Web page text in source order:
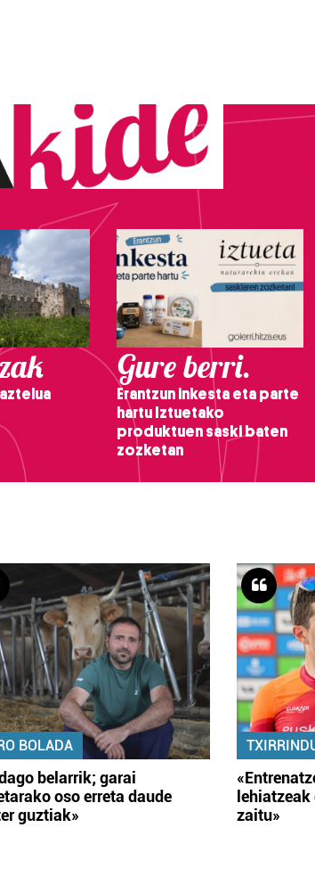
Gure berri.
Erantzun inkesta eta parte
hartu Iztuetako
produktuen saski baten
zozketan
BOLADA
belarrik; garai
oso erreta daude
guztiak»
zaitu»